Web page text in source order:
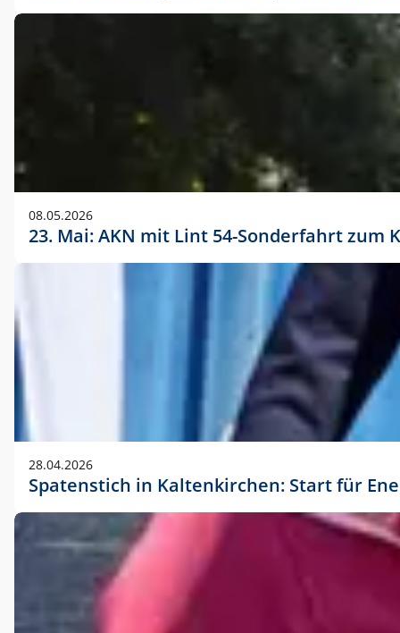
08.05.2026
23. Mai: AKN mit Lint 54-Sonderfahrt
28.04.2026
Spatenstich in Kaltenkirchen: Start für